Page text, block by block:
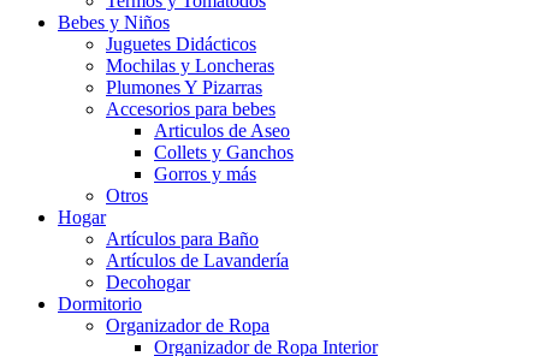
Bebes y Niños
Juguetes Didácticos
Mochilas y Loncheras
Plumones Y Pizarras
Accesorios para bebes
Articulos de Aseo
Collets y Ganchos
Gorros y más
Otros
Hogar
Artículos para Baño
Artículos de Lavandería
Decohogar
Dormitorio
Organizador de Ropa
Organizador de Ropa Interior